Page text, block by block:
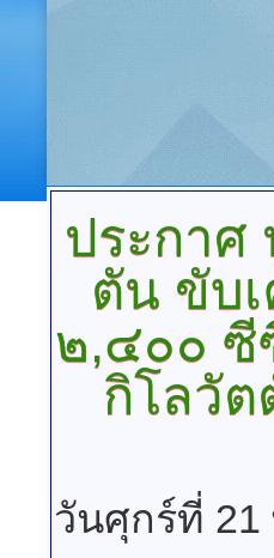
ประกาศ
ตัน ขับ
๒,๔๐๐ ซี
กิโลวั
วันศุกร์ที่ 21